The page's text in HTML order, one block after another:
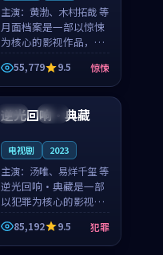
主演： 黄渤、木村拓哉 等
月面档案是一部以惊悚
为核心的影视作品，围
绕危机、反转与人物成
长展开，整体节奏紧
凑，值得推荐观看。
55,779 9.5 惊悚
中国 热播
逆光回响·典藏
电视剧 2023
主演： 汤唯、易烊千玺 等
逆光回响·典藏是一部
以犯罪为核心的影视作
品，围绕危机、反转与
人物成长展开，整体节
奏紧凑，值得推荐观
85,192 9.5 犯罪